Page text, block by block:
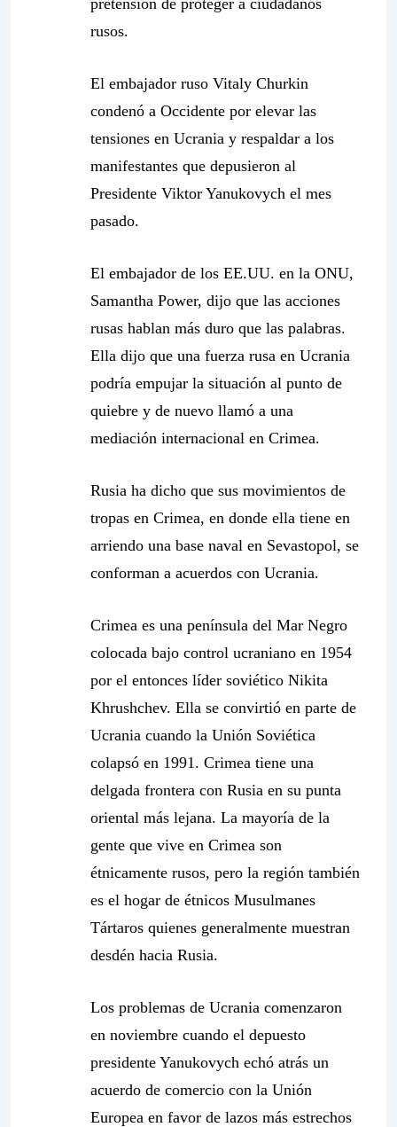
pretensión de proteger a ciudadanos
rusos.
El embajador ruso Vitaly Churkin
condenó a Occidente por elevar las
tensiones en Ucrania y respaldar a los
manifestantes que depusieron al
Presidente Viktor Yanukovych el mes
pasado.
El embajador de los EE.UU. en la ONU,
Samantha Power, dijo que las acciones
rusas hablan más duro que las palabras.
Ella dijo que una fuerza rusa en Ucrania
podría empujar la situación al punto de
quiebre y de nuevo llamó a una
mediación internacional en Crimea.
Rusia ha dicho que sus movimientos de
tropas en Crimea, en donde ella tiene en
arriendo una base naval en Sevastopol, se
conforman a acuerdos con Ucrania.
Crimea es una península del Mar Negro
colocada bajo control ucraniano en 1954
por el entonces líder soviético Nikita
Khrushchev. Ella se convirtió en parte de
Ucrania cuando la Unión Soviética
colapsó en 1991. Crimea tiene una
delgada frontera con Rusia en su punta
oriental más lejana. La mayoría de la
gente que vive en Crimea son
étnicamente rusos, pero la región también
es el hogar de étnicos Musulmanes
Tártaros quienes generalmente muestran
desdén hacia Rusia.
Los problemas de Ucrania comenzaron
en noviembre cuando el depuesto
presidente Yanukovych echó atrás un
acuerdo de comercio con la Unión
Europea en favor de lazos más estrechos